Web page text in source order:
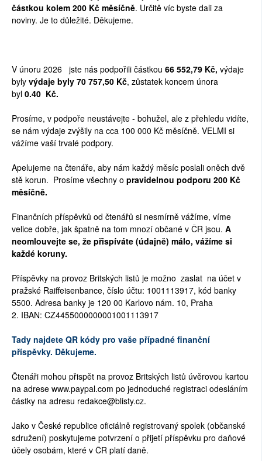
částkou kolem 200 Kč měsíčně. Určitě víc byste dali za
noviny. Je to důležité. Děkujeme.
V únoru 2026 jste nás podpořili částkou 66 552,79 Kč, výdaje
byly výdaje byly 70 757,50 Kč, zůstatek koncem února
byl 0.40 Kč.
Prosíme, v podpoře neustávejte - bohužel, ale z přehledu vidíte,
se nám výdaje zvýšily na cca 100 000 Kč měsíčně. VELMI si
vážíme vaší trvalé podpory.
Apelujeme na čtenáře, aby nám každý měsíc poslali oněch dvě
stě korun. Prosíme všechny o pravidelnou podporu 200 Kč
měsíčně.
Finančních příspěvků od čtenářů si nesmírně vážíme, víme
velice dobře, jak špatně na tom mnozí občané v ČR jsou. A
neomlouvejte se, že přispíváte (údajně) málo, vážíme si
každé koruny.
Příspěvky na provoz Britských listů je možno zaslat na účet v
pražské Raiffeisenbance, číslo účtu: 1001113917, kód banky
5500. Adresa banky je 120 00 Karlovo nám. 10, Praha
2. IBAN: CZ4455000000001001113917
Tady najdete QR kódy pro vaše případné finanční
příspěvky. Děkujeme.
Čtenáři mohou přispět na provoz Britských listů úvěrovou kartou
na adrese www.paypal.com po jednoduché registraci odesláním
částky na adresu redakce@blisty.cz.
Jako v České republice oficiálně registrovaný spolek (občanské
sdružení) poskytujeme potvrzení o přijetí příspěvku pro daňové
účely osobám, které v ČR platí daně.